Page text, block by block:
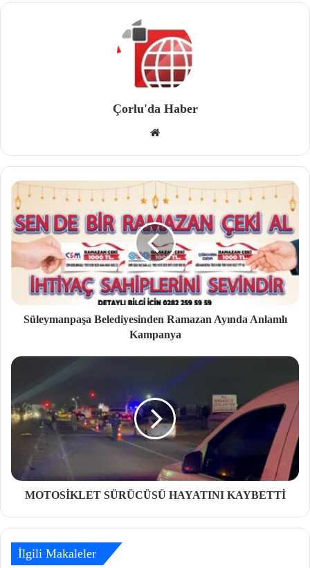
Çorlu'da Haber
site
si
Süleymanpaşa Belediyesinden Ramazan Ayında Anlamlı
Kampanya
MOTOSİKLET SÜRÜCÜSÜ HAYATINI KAYBETTİ
İlgili Makaleler